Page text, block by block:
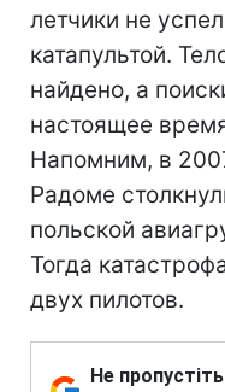
летчики не
катапультой.
найдено, а
настоящее
Напомним, в
Радоме
польской
Тогда
двух пилотов.
Не